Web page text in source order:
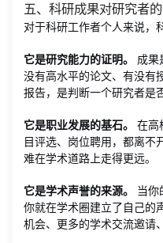
五、科研成果对研究者
对于科研工作者个人来说，
它是研究能力的证明。
成果
没有高水平的论文、有没有
报告，是判断一个研究者是
它是职业发展的基石。
在高
目评选、岗位聘用，都离不
难在学术道路上走得更远。
它是学术声誉的来源。
当你
你就在学术圈建立了自己的
机会、更多的学术交流邀请